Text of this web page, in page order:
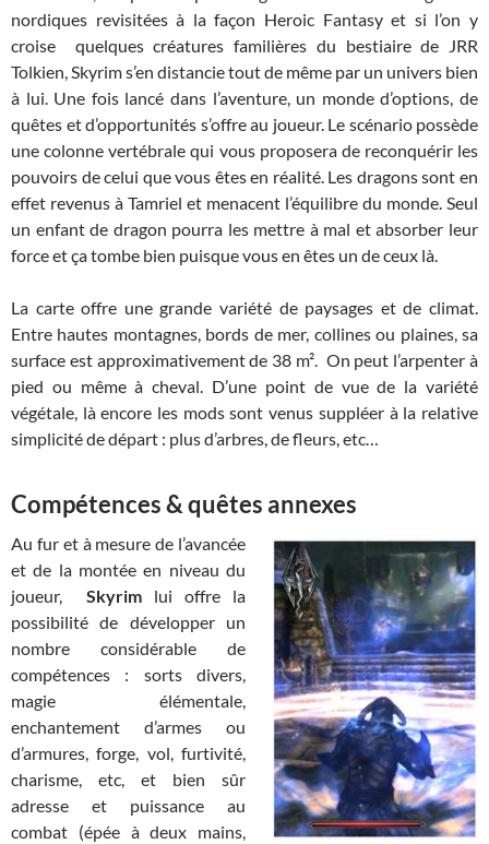
nordiques revisitées à la façon Heroic Fantasy et si l’on y
croise quelques créatures familières du bestiaire de JRR
Tolkien, Skyrim s’en distancie tout de même par un univers bien
à lui. Une fois lancé dans l’aventure, un monde d’options, de
quêtes et d’opportunités s’offre au joueur. Le scénario possède
une colonne vertébrale qui vous proposera de reconquérir les
pouvoirs de celui que vous êtes en réalité. Les dragons sont en
effet revenus à Tamriel et menacent l’équilibre du monde. Seul
un enfant de dragon pourra les mettre à mal et absorber leur
force et ça tombe bien puisque vous en êtes un de ceux là.
La carte offre une grande variété de paysages et de climat.
Entre hautes montagnes, bords de mer, collines ou plaines, sa
surface est approximativement de 38 m². On peut l’arpenter à
pied ou même à cheval. D’une point de vue de la variété
végétale, là encore les mods sont venus suppléer à la relative
simplicité de départ : plus d’arbres, de fleurs, etc…
Compétences & quêtes annexes
Au fur et à mesure de l’avancée
et de la montée en niveau du
joueur, Skyrim lui
offre la
possibilité de développer un
nombre considérable de
compétences : sorts divers,
magie élémentale,
enchantement d’armes ou
d’armures, forge, vol, furtivité,
charisme, etc, et bien sûr
adresse et puissance au
combat (épée à deux mains,